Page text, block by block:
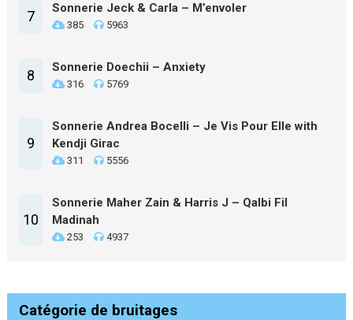
7 Sonnerie Jeck & Carla – M’envoler
385 5963
8 Sonnerie Doechii – Anxiety
316 5769
9
Sonnerie Andrea Bocelli – Je Vis Pour Elle with
Kendji Girac
311 5556
10
Sonnerie Maher Zain & Harris J – Qalbi Fil
Madinah
253 4937
Catégorie de bruitages